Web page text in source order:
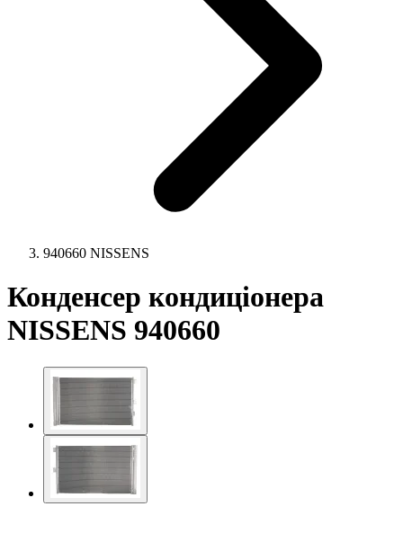
940660 NISSENS
Конденсер кондиціонера
NISSENS 940660